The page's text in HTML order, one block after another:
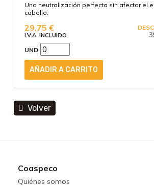
Una neutralización perfecta sin afectar el
cabello.
29,75 €
I.V.A. INCLUIDO
UND
Volver
Coaspeco
Quiénes somos